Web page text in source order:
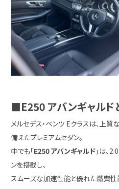
■E250 アバンギャルド
メルセデス・ベンツ Eクラスは、上
備えたプレミアムセダン。
中でも「E250 アバンギャルド 」は、
ンを搭載し、
スムーズな加速性能と優れた燃費性